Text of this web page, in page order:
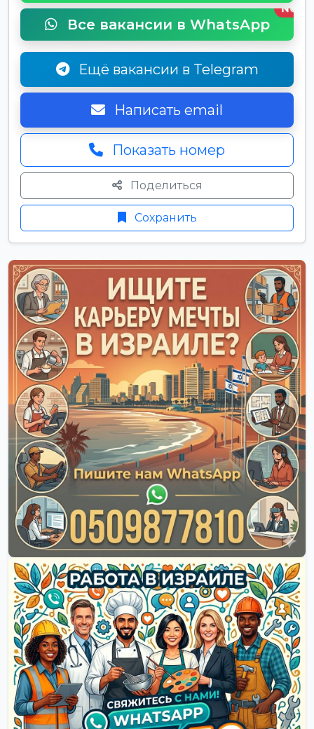
Все вакансии в WhatsApp
New
Ещё вакансии в Telegram
Написать email
Показать номер
Поделиться
Сохранить